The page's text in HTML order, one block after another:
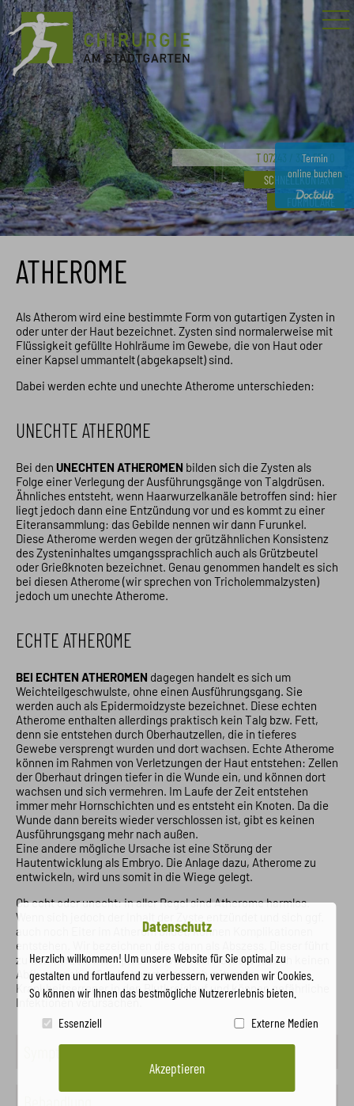
AMBULANTE OPERATION
TEAM
LEISTUNGSSPEKTRUM
ARBEITSUNFALL | BG
ORTHOPÄDIE
HAND- UND FUSSCHIRURGIE
PROKTOLOGIE
GO.MED
T 07243 / 330 555 0
SCHNELLKONTAKT
FORMULARE
ATHEROME
Als Atherom wird eine bestimmte Form von gutartigen Zysten in
oder unter der Haut bezeichnet. Zysten sind normalerweise mit
Flüssigkeit gefüllte Hohlräume im Gewebe, die von Haut oder
einer Kapsel ummantelt (abgekapselt) sind.
Dabei werden echte und unechte Atherome unterschieden:
UNECHTE ATHEROME
Bei den UNECHTEN ATHEROMEN bilden sich die Zysten als
Folge einer Verlegung der Ausführungsgänge von Talgdrüsen.
Ähnliches entsteht, wenn Haarwurzelkanäle betroffen sind: hier
liegt jedoch dann eine Entzündung vor und es kommt zu einer
Eiteransammlung: das Gebilde nennen wir dann Furunkel.
Diese Atherome werden wegen der grützähnlichen Konsistenz
des Zysteninhaltes umgangssprachlich auch als Grützbeutel
oder Grießknoten bezeichnet. Genau genommen handelt es sich
bei diesen Atherome (wir sprechen von Tricholemmalzysten)
jedoch um unechte Atherome.
ECHTE ATHEROME
BEI ECHTEN ATHEROMEN dagegen handelt es sich um
Weichteilgeschwulste, ohne einen Ausführungsgang. Sie
werden auch als Epidermoidzyste bezeichnet. Diese echten
Atherome enthalten allerdings praktisch kein Talg bzw. Fett,
denn sie entstehen durch Oberhautzellen, die in tieferes
Gewebe versprengt wurden und dort wachsen. Echte Atherome
können im Rahmen von Verletzungen der Haut entstehen: Zellen
der Oberhaut dringen tiefer in die Wunde ein, und können dort
wachsen und sich vermehren. Im Laufe der Zeit entstehen
immer mehr Hornschichten und es entsteht ein Knoten. Da die
Wunde dann bereits wieder verschlossen ist, gibt es keinen
Ausführungsgang mehr nach außen.
Eine andere mögliche Ursache ist eine Störung der
Hautentwicklung als Embryo. Die Anlage dazu, Atherome zu
entwickeln, wird uns somit in die Wiege gelegt.
Ob echt oder unecht: in aller Regel sind Atherome harmlos.
Wenn sich jedoch der Inhalt der Zyste entzündet und sich ggf.
auch noch Eiter im Atherom bildet, können Komplikationen
entstehen. Wir bezeichnen dies dann als Abszess. Dieser führt
zu Schmerzen, kann platzen. Wenn der Abszess jedoch keinen
Abfluss nach außen hat, verteilen sich mitunter
Krankheitserreger in den Blutkreislauf und können gefährliche
Infektionen verursachen.
Symptome
Termin
online buchen
Datenschutz
Herzlich willkommen! Um unsere Website für Sie optimal zu
gestalten und fortlaufend zu verbessern, verwenden wir Cookies.
So können wir Ihnen das bestmögliche Nutzererlebnis bieten.
Essenziell
Externe Medien
Akzeptieren